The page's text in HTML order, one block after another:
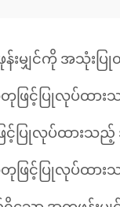
းမျှင်ကို အသုံးပြု
ြင့်ပြုလုပ်ထားသ
ပြုလုပ်ထားသည့် အိ
ြင့်ပြုလုပ်ထားသည့်